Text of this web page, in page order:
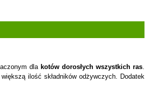
dla kotów dorosłych wszystkich ras.
ilość składników odżywczych. Dodatek